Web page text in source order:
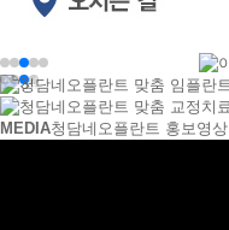
1234
MEDIA청담네오플란트 홍보영상